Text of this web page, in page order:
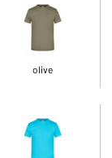
olive